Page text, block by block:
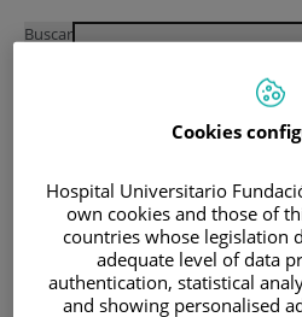
SaltarBuscar
ESTUDIANTES
ENFERMERÍA
ACCESO A GUIAS DOCENTES
|GUIAS DOCENTES 2014-
GUIAS DOCENTES 1º DE
Cookies
Hospital Universitario
own cookies and those of
countries whose legislation
adequate level of data
authentication, statistical
and showing personalised